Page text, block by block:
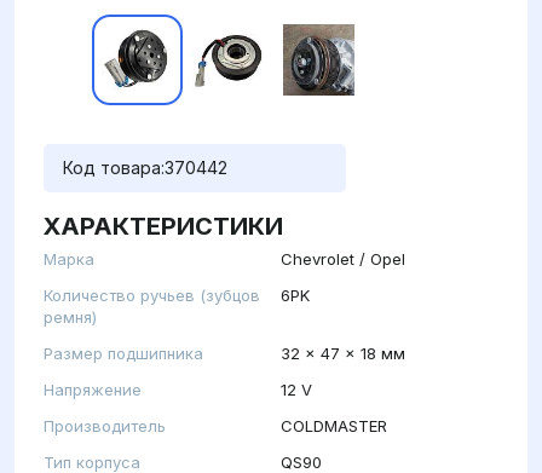
Код товара:370442
ХАРАКТЕРИСТИКИ
Марка
Chevrolet / Opel
Количество ручьев (зубцов
ремня)
6PK
Размер подшипника
32 x 47 x 18 мм
Напряжение
12 V
Производитель
COLDMASTER
Тип корпуса
QS90